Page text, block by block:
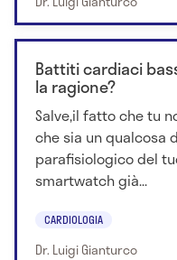
Battiti cardiaci
la ragione?
Salve,il fatto che tu
che sia un qualcosa
parafisiologico del
smartwatch già...
CARDIOLOGIA
Dr. Luigi Gianturco